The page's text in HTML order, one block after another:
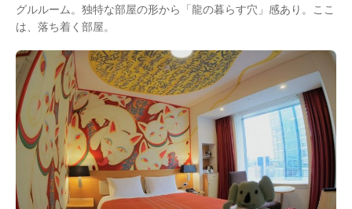
グルルーム。独特な部屋の形から「龍の暮らす穴」感あり。ここ
は、落ち着く部屋。